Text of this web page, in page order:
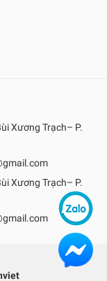
Xương Trạch– P.
Xương Trạch– P.